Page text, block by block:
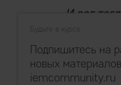
Будьте в курсе
Подпишитесь на
новых материалов
iemcommunity.ru
И вот
сей
а
хлеб
ебитдой.